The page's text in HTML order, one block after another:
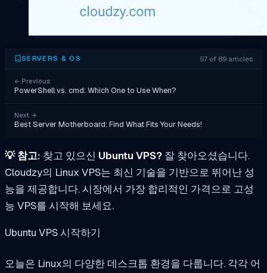
SERVERS & OS 57 of 89 articles
← Previous
PowerShell vs. cmd: Which One to Use When?
Next →
Best Server Motherboard: Find What Fits Your Needs!
💡참고: 찾고 있으신 Ubuntu VPS? 잘 찾아오셨습니다.
Cloudzy의 Linux VPS는 최신 기술을 기반으로 뛰어난 성
능을 제공합니다. 시장에서 가장 합리적인 가격으로 고성
능 VPS를 시작해 보세요.
Ubuntu VPS 시작하기
오늘은 Linux의 다양한 데스크톱 환경을 다룹니다. 각각 어